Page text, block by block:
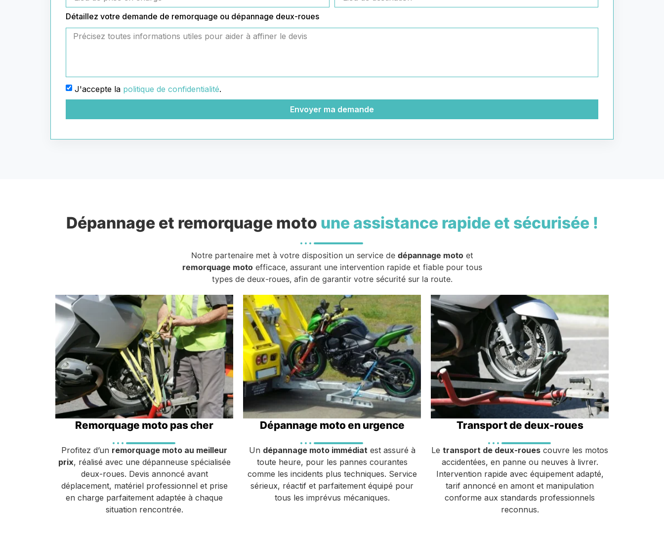
Détaillez votre demande de remorquage ou dépannage deux-roues
J'accepte la politique de confidentialité.
Envoyer ma demande
Dépannage et remorquage moto une assistance rapide et sécurisée !
Notre partenaire met à votre disposition un service de dépannage motoet
remorquage motoefficace, assurant une intervention rapide et fiable pour tous
types de deux-roues, afin de garantir votre sécurité sur la route.
Remorquage moto pas cher
Profitez d’un remorquage moto au meilleur
prix, réalisé avec une dépanneuse spécialisée
deux-roues. Devis annoncé avant
déplacement, matériel professionnel et prise
en charge parfaitement adaptée à chaque
situation rencontrée.
Dépannage moto en urgence
Un dépannage moto immédiat est assuré à
toute heure, pour les pannes courantes
comme les incidents plus techniques. Service
sérieux, réactif et parfaitement équipé pour
tous les imprévus mécaniques.
Transport de deux-roues
Le transport de deux-roues couvre les motos
accidentées, en panne ou neuves à livrer.
Intervention rapide avec équipement adapté,
tarif annoncé en amont et manipulation
conforme aux standards professionnels
reconnus.